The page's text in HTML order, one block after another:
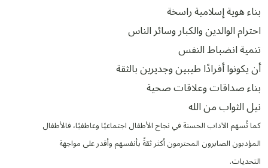
بناء هوية إسلامية راسخة
احترام الوالدين والكبار وسائر الناس
تنمية انضباط النفس
أن يكونوا أفرادًا طيبين وجديرين بالثقة
بناء صداقات وعلاقات صحية
نيل الثواب من الله
كما تُسهم الآداب الحسنة في نجاح الأطفال اجتماعيًا وعاطفيًا، فالأطفال
المؤدبون الصابرون المحترمون أكثر ثقةً بأنفسهم وأقدر على مواجهة
التحديات.